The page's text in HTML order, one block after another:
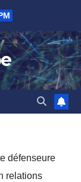
défenseure
relations